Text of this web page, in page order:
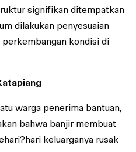
signifikan ditempatkan
dilakukan penyesuaian
kondisi di
warga penerima bantuan,
bahwa banjir membuat
keluarganya rusak